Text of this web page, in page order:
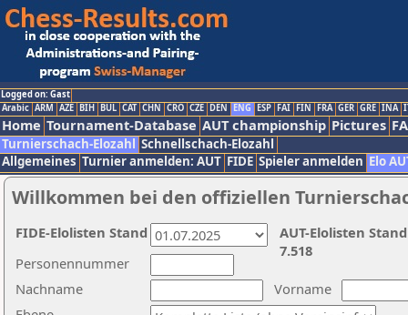
Logged on: Gast
Arabic ARM AZE BIH BUL CAT CHN CRO CZE DEN ENG ESP FAI FIN FRA GER GRE INA
Home Tournament-Database AUT championship Pictures
Turnierschach-Elozahl Schnellschach-Elozahl
Allgemeines Turnier anmelden: AUT FIDE Spieler anmelden Elo
Willkommen bei den offiziellen
Nachname
Vorname
Personennummer
AUT-Elolisten
7.518
FIDE-Elolisten Stand